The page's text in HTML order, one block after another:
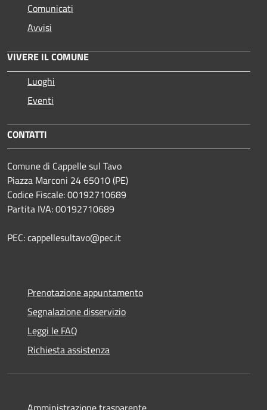
Comunicati
Avvisi
VIVERE IL COMUNE
Luoghi
Eventi
CONTATTI
Comune di Cappelle sul Tavo
Piazza Marconi 24 65010 (PE)
Codice Fiscale: 00192710689
Partita IVA: 00192710689
PEC: cappellesultavo@pec.it
Prenotazione appuntamento
Segnalazione disservizio
Leggi le FAQ
Richiesta assistenza